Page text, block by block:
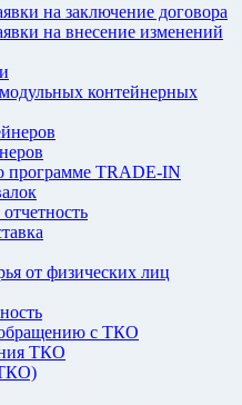
на заключение договора
на внесение изменений
контейнерных
программе TRADE-IN
от физических лиц
с ТКО
ТКО